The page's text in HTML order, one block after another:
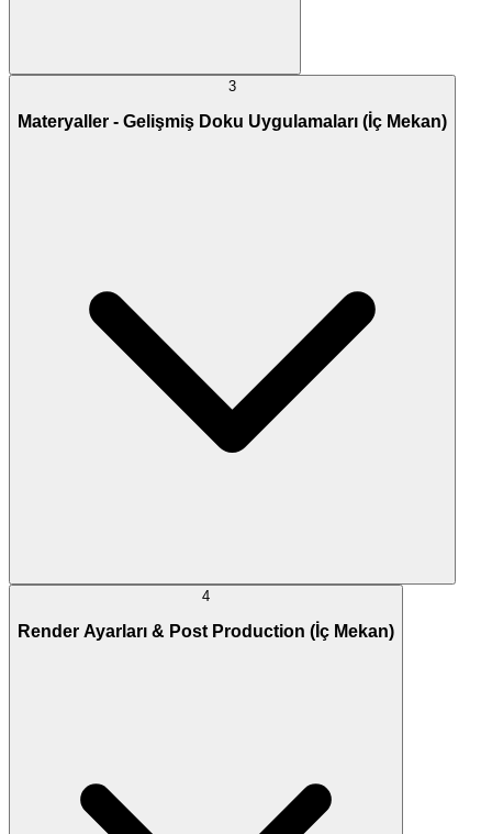
3
Materyaller - Gelişmiş Doku Uygulamaları (İç Mekan)
4
Render Ayarları & Post Production (İç Mekan)